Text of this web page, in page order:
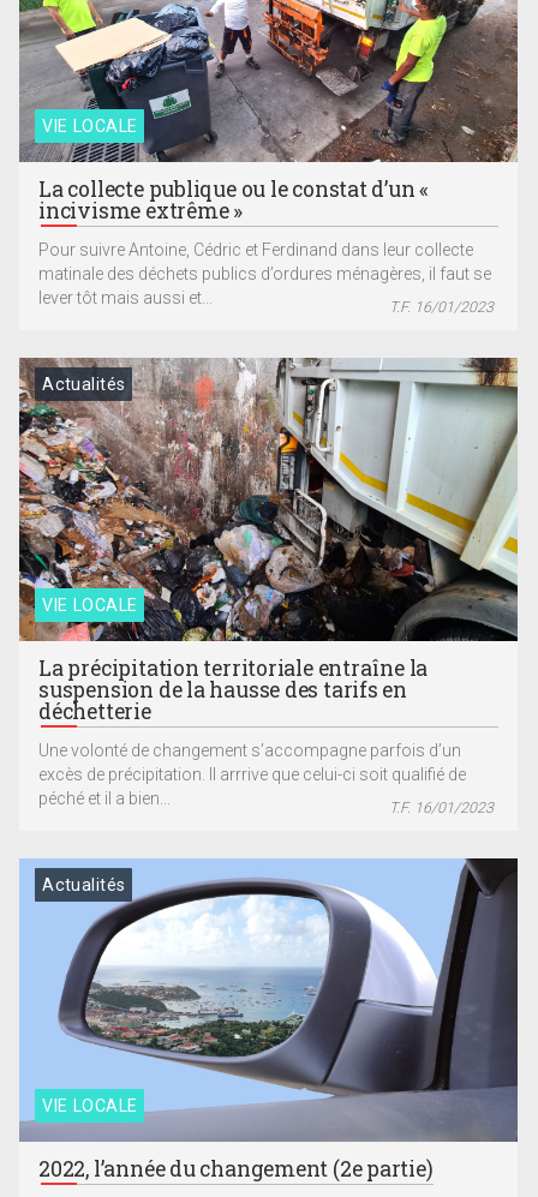
VIE LOCALE
La collecte publique ou le constat d’un «
incivisme extrême »
Pour suivre Antoine, Cédric et Ferdinand dans leur collecte
matinale des déchets publics d’ordures ménagères, il faut se
lever tôt mais aussi et...
T.F. 16/01/2023
VIE LOCALE
Actualités
La précipitation territoriale entraîne la
suspension de la hausse des tarifs en
déchetterie
Une volonté de changement s’accompagne parfois d’un
excès de précipitation. Il arrrive que celui-ci soit qualifié de
péché et il a bien...
T.F. 16/01/2023
VIE LOCALE
Actualités
2022, l’année du changement (2e partie)